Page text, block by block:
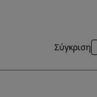
Σύγκριση